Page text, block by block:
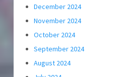
December 2024
November 2024
October 2024
September 2024
August 2024